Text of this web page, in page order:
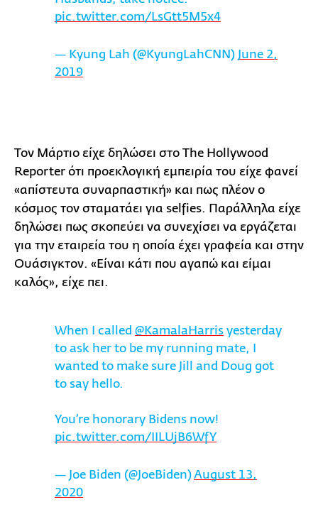
pic.twitter.com/LsGtt5M5x4
— Kyung Lah (@KyungLahCNN) June 2,
2019
Τον Μάρτιο είχε δηλώσει στο The Hollywood
Reporter ότι προεκλογική εμπειρία του είχε φανεί
«απίστευτα συναρπαστική» και πως πλέον ο
κόσμος τον σταματάει για selfies. Παράλληλα είχε
δηλώσει πως σκοπεύει να συνεχίσει να εργάζεται
για την εταιρεία του η οποία έχει γραφεία και στην
Ουάσιγκτον. «Είναι κάτι που αγαπώ και είμαι
καλός», είχε πει.
When I called @KamalaHarris yesterday
to ask her to be my running mate, I
wanted to make sure Jill and Doug got
to say hello.
You’re honorary Bidens now!
pic.twitter.com/IILUjB6WfY
— Joe Biden (@JoeBiden)August 13,
2020